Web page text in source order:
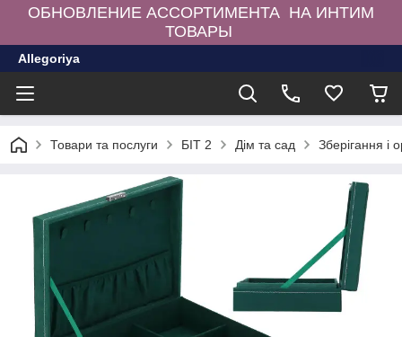
ОБНОВЛЕНИЕ АССОРТИМЕНТА НА ИНТИМ
ТОВАРЫ
Allegoriya
Товари та послуги БІТ 2 Дім та сад Зберігання і